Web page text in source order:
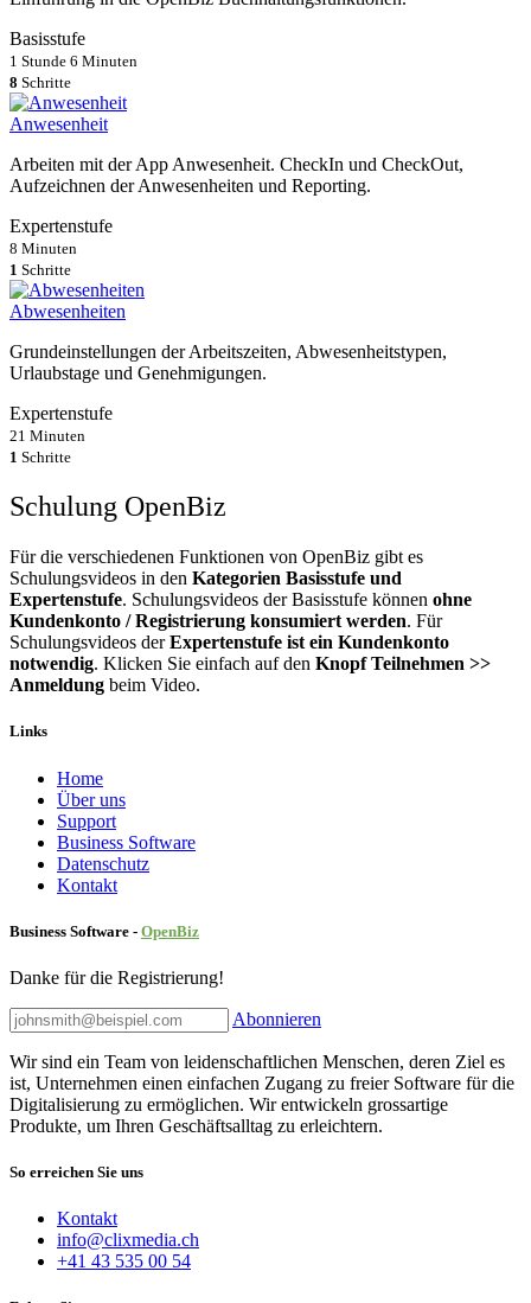
Basisstufe
1 Stunde 6 Minuten
8 Schritte
Anwesenheit
Arbeiten mit der App Anwesenheit. CheckIn und CheckOut,
Aufzeichnen der Anwesenheiten und Reporting.
Expertenstufe
8 Minuten
1 Schritte
Abwesenheiten
Grundeinstellungen der Arbeitszeiten, Abwesenheitstypen,
Urlaubstage und Genehmigungen.
Expertenstufe
21 Minuten
1 Schritte
Schulung OpenBiz
Für die verschiedenen Funktionen von OpenBiz gibt es
Schulungsvideos in den Kategorien Basisstufe und
Expertenstufe. Schulungsvideos der Basisstufe können ohne
Kundenkonto / Registrierung konsumiert werden. Für
Schulungsvideos derExpertenstufe ist ein Kundenkonto
notwendig. Klicken Sie einfach auf den Knopf Teilnehmen >>
Anmeldung beim Video.
Links
Home
Über uns
Sup​port
Business Software
Datenschutz
Kontakt
Business Software - OpenBiz
Danke für die Registrierung!
Abonnieren
Wir sind ein Team von leidenschaftlichen Menschen, deren Ziel es
ist, Unternehmen einen einfachen Zugang zu freier Software für die
Digitalisierung zu ermöglichen. Wir entwickeln grossartige
Produkte, um Ihren Geschäftsalltag zu erleichtern.
So erreichen Sie uns
Kontakt
info@clixmedia.ch
+41 43 535 00 54